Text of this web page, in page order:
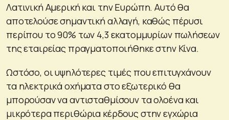
Λατινική Αμερική και την Ευρώπη. Αυτό θα
αποτελούσε σημαντική αλλαγή, καθώς πέρυσι
περίπου το 90% των 4,3 εκατομμυρίων πωλήσεων
της εταιρείας πραγματοποιήθηκε στην Κίνα.
Ωστόσο, οι υψηλότερες τιμές που επιτυγχάνουν
τα ηλεκτρικά οχήματα στο εξωτερικό θα
μπορούσαν να αντισταθμίσουν τα ολοένα και
μικρότερα περιθώρια κέρδους στην εγχώρια